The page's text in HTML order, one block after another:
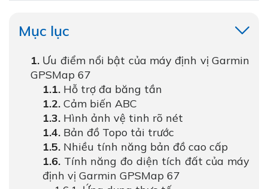
Mục lục
Ưu điểm nổi bật của máy định vị Garmin
GPSMap 67
Hỗ trợ đa băng tần
Cảm biến ABC
Hình ảnh vệ tinh rõ nét
Bản đồ Topo tải trước
Nhiều tính năng bản đồ cao cấp
Tính năng đo diện tích đất của máy
định vị Garmin GPSMap 67